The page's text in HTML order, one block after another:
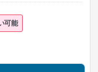
可能